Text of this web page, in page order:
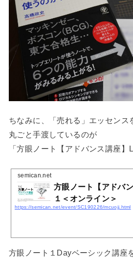
ちなみに、「売れる」エッセンス
丸ごと手渡しているのが
「方眼ノート【アドバンス講座】
semican.net
方眼ノート【アドバ
１＜オンライン＞
https://semican.net/event/SC190226/mcuojj.html
方眼ノート１Dayベーシック講座